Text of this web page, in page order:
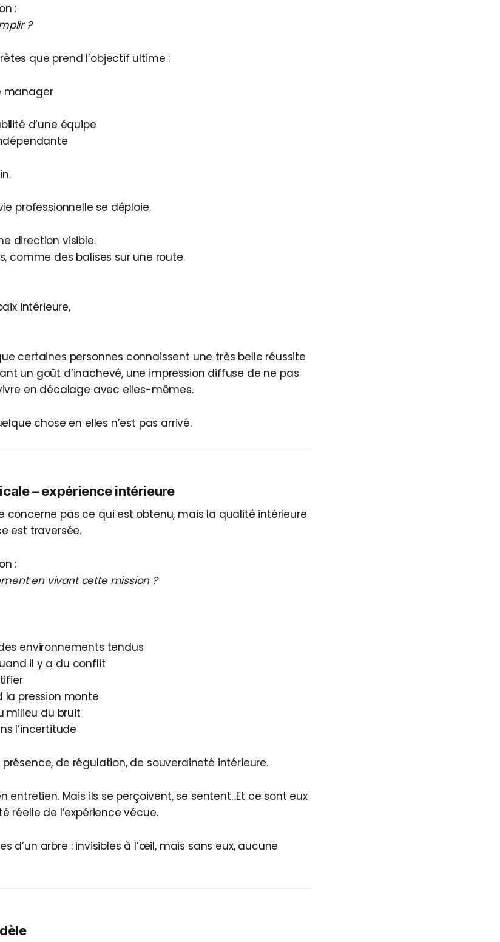
:
?
que prend l’objectif ultime :
manager
d’une équipe
professionnelle se déploie.
direction visible.
comme des balises sur une route.
intérieure,
certaines personnes connaissent une très belle réussite
un goût d’inachevé, une impression diffuse de ne pas
en décalage avec elles-mêmes.
chose en elles n’est pas arrivé.
– expérience intérieure
concerne pas ce qui est obtenu, mais la qualité intérieure
est traversée.
:
en vivant cette mission ?
environnements tendus
il y a du conflit
la pression monte
milieu du bruit
l’incertitude
de régulation, de souveraineté intérieure.
entretien. Mais ils se perçoivent, se sentent...Et ce sont eux
réelle de l’expérience vécue.
d’un arbre : invisibles à l’œil, mais sans eux, aucune